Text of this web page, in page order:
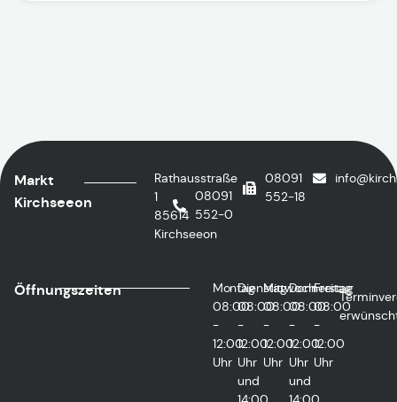
Markt
Kirchseeon
Rathausstraße
1
85614
Kirchseeon
08091
552-0
08091
552-18
Öffnungszeiten
Montag
08:00
-
12:00
Uhr
Dienstag
08:00
-
12:00
Uhr
und
Mittwoch
08:00
-
12:00
Uhr
Donnerstag
08:00
-
12:00
Uhr
und
Freitag
08:00
-
12:00
Uhr